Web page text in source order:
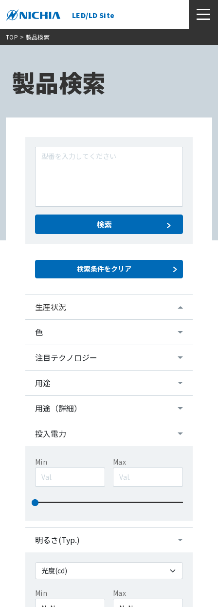
LED/LD Site
TOP > 製品検索
製品検索
検索
生産状況
色
注目テクノロジー
用途
用途（詳細）
投入電力
Min Max
明るさ(Typ.)
Min Max